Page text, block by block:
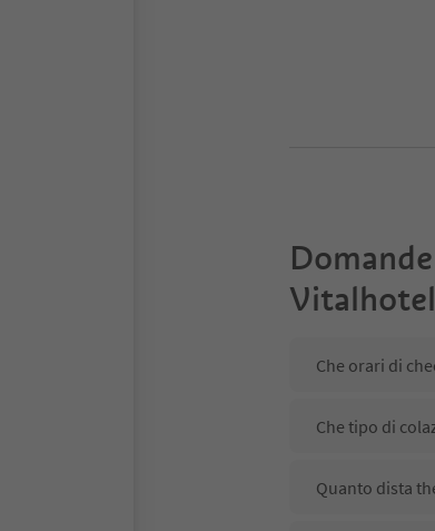
Vitalhotel
Che orari di
Che tipo di
Quanto dista